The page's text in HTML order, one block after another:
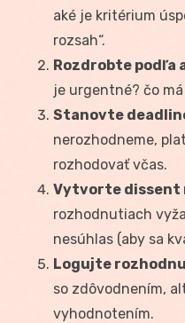
aké je kritérium
rozsah“.
Rozdrobte podľa
je urgentné? čo
Stanovte
nerozhodneme,
rozhodovať včas.
Vytvorte dissent
rozhodnutiach
nesúhlas (aby sa
Logujte
so zdôvodnením,
vyhodnotením.